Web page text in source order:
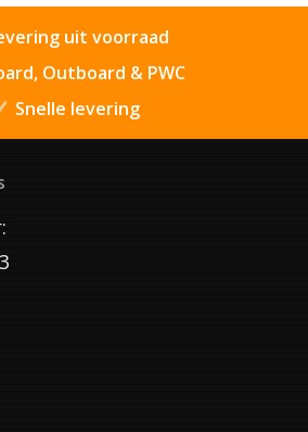
uit voorraad
Outboard & PWC
Snelle levering